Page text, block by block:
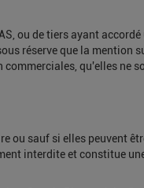
ou de tiers ayant accordé
réserve que la mention
qu'elles ne
ou sauf si elles peuvent
interdite et constitue